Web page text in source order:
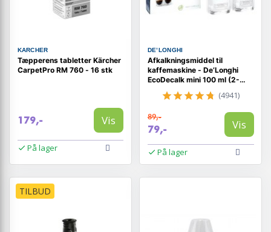
KARCHER
Tæpperens tabletter Kärcher
CarpetPro RM 760 - 16 stk
179,- Vis
På lager
DE’LONGHI
Afkalkningsmiddel til
kaffemaskine - De’Longhi
EcoDecalk mini 100 ml (2-
(4941)
89,-
79,- Vis
På lager
TILBUD